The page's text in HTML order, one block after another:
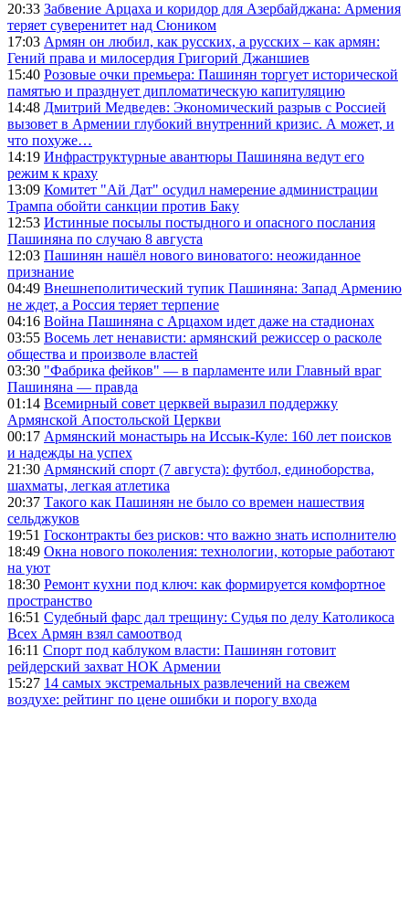
20:33 Забвение Арцаха и коридор для Азербайджана: Армения
теряет суверенитет над Сюником
17:03 Армян он любил, как русских, а русских – как армян:
Гений права и милосердия Григорий Джаншиев
15:40 Розовые очки премьера: Пашинян торгует исторической
памятью и празднует дипломатическую капитуляцию
14:48 Дмитрий Медведев: Экономический разрыв с Россией
вызовет в Армении глубокий внутренний кризис. А может, и
что похуже…
14:19 Инфраструктурные авантюры Пашиняна ведут его
режим к краху
13:09 Комитет "Ай Дат" осудил намерение администрации
Трампа обойти санкции против Баку
12:53 Истинные посылы постыдного и опасного послания
Пашиняна по случаю 8 августа
12:03 Пашинян нашёл нового виноватого: неожиданное
признание
04:49 Внешнеполитический тупик Пашиняна: Запад Армению
не ждет, а Россия теряет терпение
04:16 Война Пашиняна с Арцахом идет даже на стадионах
03:55 Восемь лет ненависти: армянский режиссер о расколе
общества и произволе властей
03:30 "Фабрика фейков" — в парламенте или Главный враг
Пашиняна — правда
01:14 Всемирный совет церквей выразил поддержку
Армянской Апостольской Церкви
00:17 Армянский монастырь на Иссык-Куле: 160 лет поисков
и надежды на успех
21:30 Армянский спорт (7 августа): футбол, единоборства,
шахматы, легкая атлетика
20:37 Такого как Пашинян не было со времен нашествия
сельджуков
19:51 Госконтракты без рисков: что важно знать исполнителю
18:49 Окна нового поколения: технологии, которые работают
на уют
18:30 Ремонт кухни под ключ: как формируется комфортное
пространство
16:51 Судебный фарс дал трещину: Судья по делу Католикоса
Всех Армян взял самоотвод
16:11 Спорт под каблуком власти: Пашинян готовит
рейдерский захват НОК Армении
15:27 14 самых экстремальных развлечений на свежем
воздухе: рейтинг по цене ошибки и порогу входа